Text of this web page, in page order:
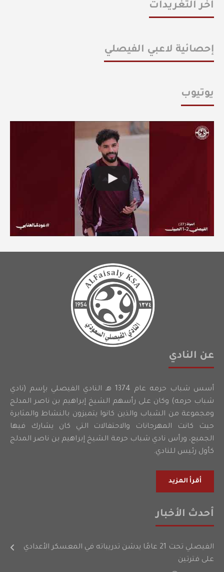
أخر التغريدات
إحصائية لاعبي الفيصلي
يوتيوب
عن النادي
أسس شباب حرمه عام 1374 هـ النادي الفيصلي بإسم (نادي
شباب حرمه) وكان على رأسهم الشيخ إبراهيم بن ناصر المدلج
ومجموعة من الشباب والذين كانوا يتميزون بالنشاط والمثابرة
حيث كانت المهرجانات والاحتفالات التي كان يشارك فيها
الجميع، ورأس نادي شباب حرمة الشيخ إبراهيم بن ناصر المدلج
كأول رئيس للنادي.
أقرأ المزيد
أحدث الأخبار
الفيصلي تحت 21 عامًا يدشن تدريباته في المعسكر الأعدادي
على فترتين